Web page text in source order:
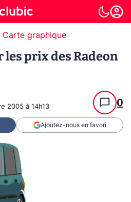
Carte graphique
les prix des Radeon
2005 à 14h13 0
Ajoutez-nous en favori